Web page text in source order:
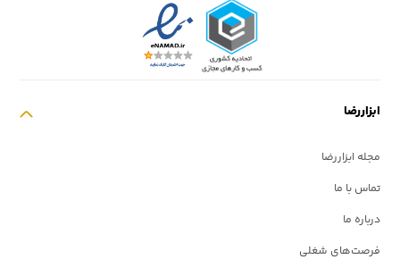
ابزاررضا
مجله ابزاررضا
تماس با ما
درباره ما
فرصت‌های شغلی